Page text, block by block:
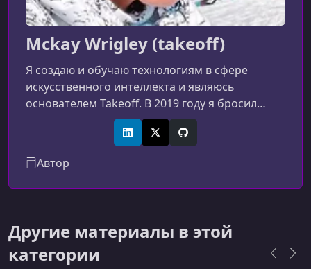
Mckay Wrigley (takeoff)
Я создаю и обучаю технологиям в сфере
искусственного интеллекта и являюсь
основателем Takeoff. В 2019 году я бросил
колледж, чтобы учиться программированию.
Начал экспериментировать с проектами в
году, когда появился GPT-3. Стал первым, кто
создал монетизированный продукт с
основе искусственного интеллекта.
LinkedInX (Twitter)GitHub
Автор
Другие материалы в этой
категории